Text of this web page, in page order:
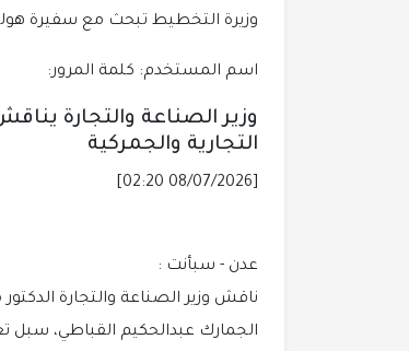
وزيرة التخطيط تبحث مع سفيرة
اسم المستخدم: كلمة المرور:
وزير الصناعة والتجارة
التجارية والجمركية
[08/07/2026 02:20]
عدن - سبأنت :
ناقش وزير الصناعة والتجارة
الجمارك عبدالحكيم القباطي، سبل